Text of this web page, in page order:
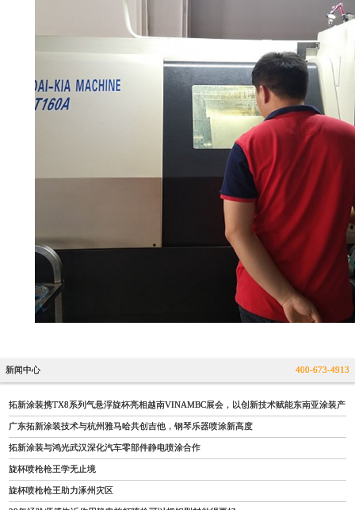
新闻中心 400-673-4913
拓新涂装携TX8系列气悬浮旋杯亮相越南VINAMBC展会，以创新技术赋能东南亚涂装产
广东拓新涂装技术与杭州雅马哈共创吉他，钢琴乐器喷涂新高度
拓新涂装与鸿光武汉深化汽车零部件静电喷涂合作
旋杯喷枪枪王学无止境
旋杯喷枪枪王助力涿州灾区